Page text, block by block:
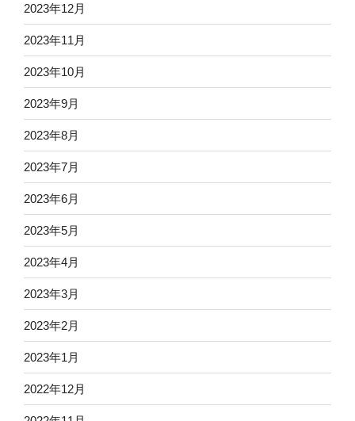
2023年12月
2023年11月
2023年10月
2023年9月
2023年8月
2023年7月
2023年6月
2023年5月
2023年4月
2023年3月
2023年2月
2023年1月
2022年12月